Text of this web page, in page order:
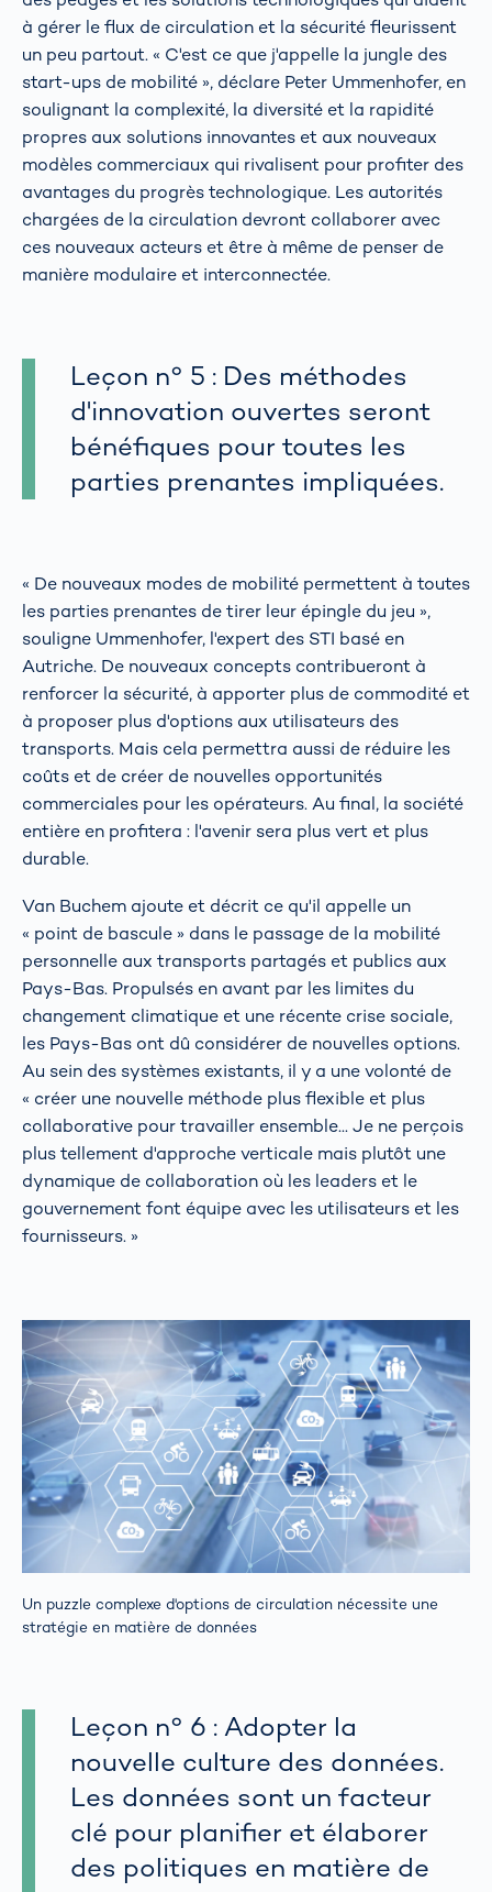
à gérer le flux de circulation et la sécurité fleurissent
un peu partout. « C'est ce que j'appelle la jungle des
start-ups de mobilité », déclare Peter Ummenhofer, en
soulignant la complexité, la diversité et la rapidité
propres aux solutions innovantes et aux nouveaux
modèles commerciaux qui rivalisent pour profiter des
avantages du progrès technologique. Les autorités
chargées de la circulation devront collaborer avec
ces nouveaux acteurs et être à même de penser de
manière modulaire et interconnectée.
Leçon n° 5 : Des méthodes
d'innovation ouvertes seront
bénéfiques pour toutes les
parties prenantes impliquées.
« De nouveaux modes de mobilité permettent à toutes
les parties prenantes de tirer leur épingle du jeu »,
souligne Ummenhofer, l'expert des STI basé en
Autriche. De nouveaux concepts contribueront à
renforcer la sécurité, à apporter plus de commodité et
à proposer plus d'options aux utilisateurs des
transports. Mais cela permettra aussi de réduire les
coûts et de créer de nouvelles opportunités
commerciales pour les opérateurs. Au final, la société
entière en profitera : l'avenir sera plus vert et plus
durable.
Van Buchem ajoute et décrit ce qu'il appelle un
« point de bascule » dans le passage de la mobilité
personnelle aux transports partagés et publics aux
Pays-Bas. Propulsés en avant par les limites du
changement climatique et une récente crise sociale,
les Pays-Bas ont dû considérer de nouvelles options.
Au sein des systèmes existants, il y a une volonté de
« créer une nouvelle méthode plus flexible et plus
collaborative pour travailler ensemble... Je ne perçois
plus tellement d'approche verticale mais plutôt une
dynamique de collaboration où les leaders et le
gouvernement font équipe avec les utilisateurs et les
fournisseurs. »
Un puzzle complexe d'options de circulation nécessite une
stratégie en matière de données
Leçon n° 6 : Adopter la
nouvelle culture des données.
Les données sont un facteur
clé pour planifier et élaborer
des politiques en matière de